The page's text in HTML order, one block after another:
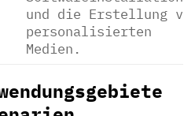
und die Erstellung
personalisierten
Medien.